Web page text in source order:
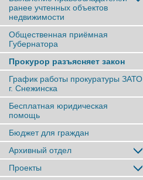
ранее учтенныx объектов
недвижимости
Общественная приёмная
Губернатора
Прокурор разъясняет закон
График работы прокуратуры ЗАТО
г. Снежинска
Бесплатная юридическая
помощь
Бюджет для граждан
Архивный отдел
Проекты